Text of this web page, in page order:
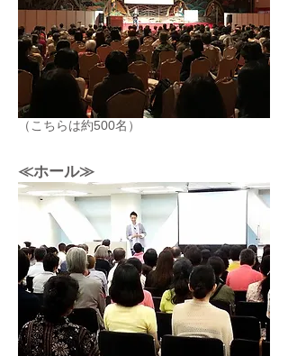
（こちらは約500名）
≪ホール≫